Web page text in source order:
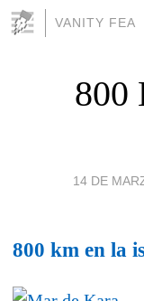
VANITY FEA
800
14 DE
800 km en la